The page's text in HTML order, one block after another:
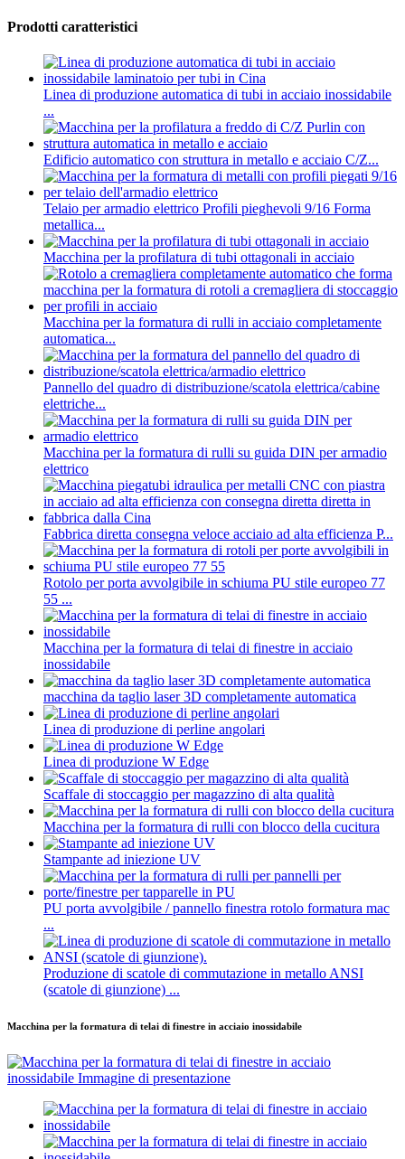
Prodotti caratteristici
Linea di produzione automatica di tubi in acciaio inossidabile
...
Edificio automatico con struttura in metallo e acciaio C/Z...
Telaio per armadio elettrico Profili pieghevoli 9/16 Forma
metallica...
Macchina per la profilatura di tubi ottagonali in acciaio
Macchina per la formatura di rulli in acciaio completamente
automatica...
Pannello del quadro di distribuzione/scatola elettrica/cabine
elettriche...
Macchina per la formatura di rulli su guida DIN per armadio
elettrico
Fabbrica diretta consegna veloce acciaio ad alta efficienza P...
Rotolo per porta avvolgibile in schiuma PU stile europeo 77
55 ...
Macchina per la formatura di telai di finestre in acciaio
inossidabile
macchina da taglio laser 3D completamente automatica
Linea di produzione di perline angolari
Linea di produzione W Edge
Scaffale di stoccaggio per magazzino di alta qualità
Macchina per la formatura di rulli con blocco della cucitura
Stampante ad iniezione UV
PU porta avvolgibile / pannello finestra rotolo formatura mac
...
Produzione di scatole di commutazione in metallo ANSI
(scatole di giunzione) ...
Macchina per la formatura di telai di finestre in acciaio inossidabile